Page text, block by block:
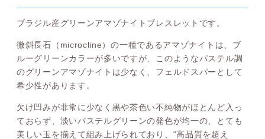
ブラジル産グリーンアマゾナイトブレスレットです。
微斜長石（microcline）の一種であるアマゾナイトは、ブ
ルーグリーンカラーが多いですが、このようなパステル調
のグリーンアマゾナイトは少なく、フェルドスパーとして
希少性があります。
欠け凹みが非常に少なく黒や茶色い不純物がほとんど入っ
ておらず、淡いパステルグリーンの発色が均一の、とても
美しい玉を揃えて組み上げられており、“高品質を超え